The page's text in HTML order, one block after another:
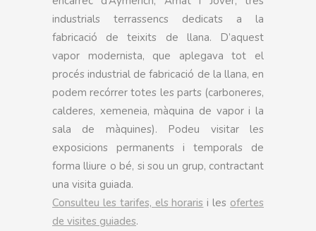
industrials terrassencs dedicats a la
fabricació de teixits de llana. D’aquest
vapor modernista, que aplegava tot el
procés industrial de fabricació de la llana, en
podem recórrer totes les parts (carboneres,
calderes, xemeneia, màquina de vapor i la
sala de màquines). Podeu visitar les
exposicions permanents i temporals de
forma lliure o bé, si sou un grup, contractant
una visita guiada.
Consulteu les tarifes, els horaris i les ofertes
de visites guiades.